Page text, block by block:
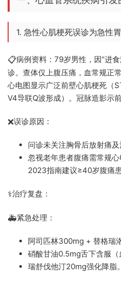
1. 急性心肌梗死误诊为急性
📋病例资料：79岁男性，因”进
诊。查体仅上腹压痛，血常规正
心电图显示广泛前壁心肌梗死（
V4导联Q波形成）。冠脉造影示
❌误诊原因：
问诊未关注胸骨后放射痛及
忽视老年患者腹痛需常规
2023指南建议≥40岁腹痛
⚕️治疗复盘：
🚑紧急处理：
阿司匹林300mg + 替格瑞
硝酸甘油0.5mg舌下含服
瑞舒伐他汀20mg强化降脂。